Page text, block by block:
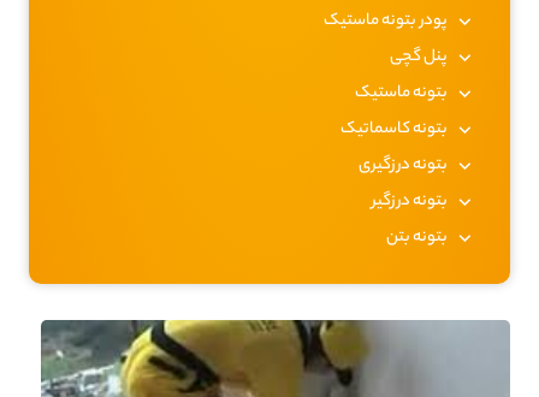
پودر بتونه ماستیک
پنل گچی
بتونه ماستیک
بتونه کاسماتیک
بتونه درزگیری
بتونه درزگیر
بتونه بتن